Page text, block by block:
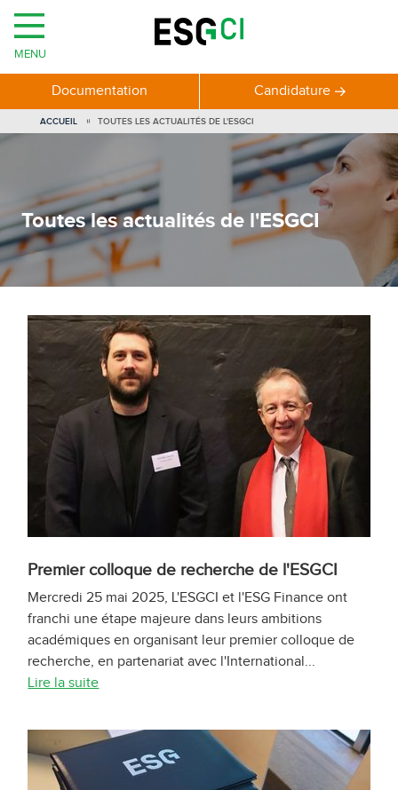
Toutes les actualités de l'ESGCI
Premier colloque de recherche de l'ESGCI
Mercredi 25 mai 2025, L'ESGCI et l'ESG Finance ont
franchi une étape majeure dans leurs ambitions
académiques en organisant leur premier colloque de
recherche, en partenariat avec l'International...
Lire la suite
MENU
Documentation Candidature
ACCUEIL TOUTES LES ACTUALITÉS DE L'ESGCI